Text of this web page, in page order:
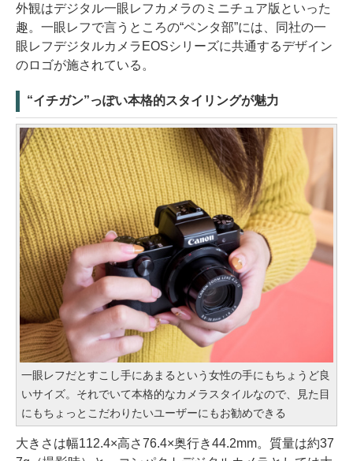
外観はデジタル一眼レフカメラのミニチュア版といった
趣。一眼レフで言うところの“ペンタ部”には、同社の一
眼レフデジタルカメラEOSシリーズに共通するデザイン
のロゴが施されている。
“イチガン”っぽい本格的スタイリングが魅力
一眼レフだとすこし手にあまるという女性の手にもちょうど良
いサイズ。それでいて本格的なカメラスタイルなので、見た目
にもちょっとこだわりたいユーザーにもお勧めできる
大きさは幅112.4×高さ76.4×奥行き44.2mm。質量は約37